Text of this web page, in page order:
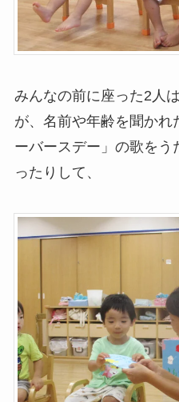
みんなの前に座った2人
が、名前や年齢を聞か
ーバースデー」の歌をう
ったりして、